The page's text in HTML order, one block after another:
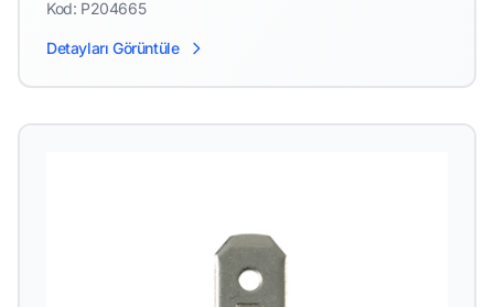
Kod: P204665
Detayları Görüntüle